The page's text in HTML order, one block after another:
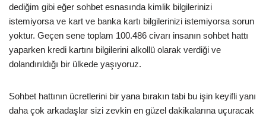
dediğim gibi eğer sohbet esnasında kimlik bilgilerinizi
istemiyorsa ve kart ve banka kartı bilgilerinizi istemiyorsa sorun
yoktur. Geçen sene toplam 100.486 civarı insanın sohbet hattı
yaparken kredi kartını bilgilerini alkollü olarak verdiği ve
dolandırıldığı bir ülkede yaşıyoruz.
Sohbet hattının ücretlerini bir yana bırakın tabi bu işin keyifli yanı
daha çok arkadaşlar sizi zevkin en güzel dakikalarına uçuracak